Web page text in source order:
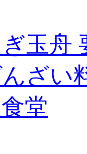
玉舟
ざい
堂